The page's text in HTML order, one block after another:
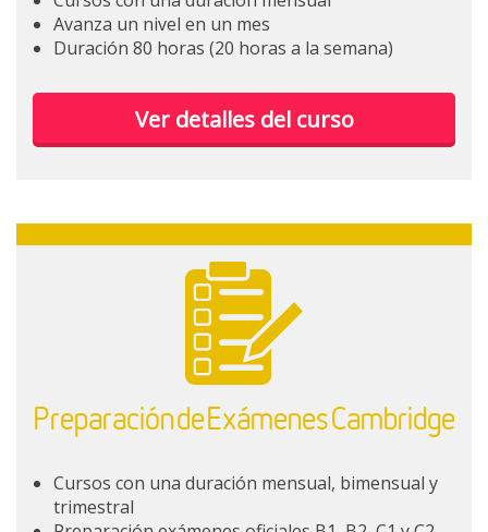
Avanza un nivel en un mes
Duración 80 horas (20 horas a la semana)
Ver detalles del curso
Preparación de Exámenes Cambridge
Cursos con una duración mensual, bimensual y
trimestral